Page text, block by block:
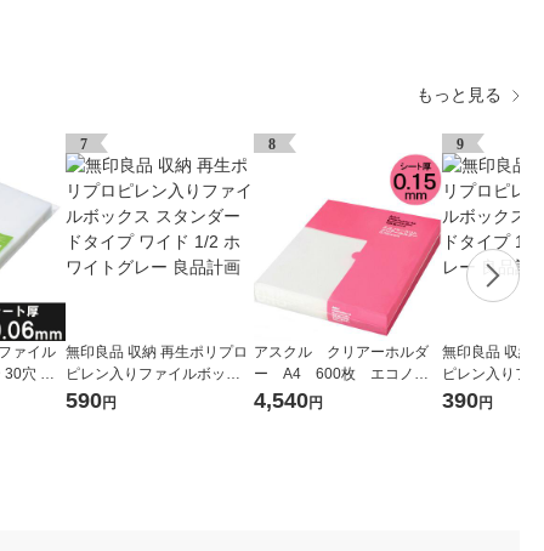
もっと見る
ァイル
30穴 厚
） オ
7
無印良品 収納 再生ポリプロ
ピレン入りファイルボック
ス スタンダードタイプ ワイ
590円
8
アスクル クリアーホルダ
ー A4 600枚 エコノミ
ースリム ファイル オリジ
4,540円
9
無印良品 収納
ピレン入りフ
ス スタンダー
390円